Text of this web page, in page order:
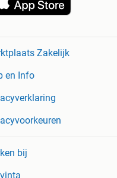
Zakelijk
en Info
bij